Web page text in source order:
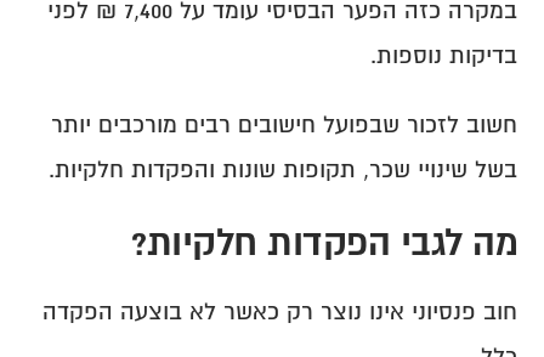
בדיקות נוספות.
בשל שינויי שכר, תקופות שונות והפקדות חלקיות.
מה לגבי הפקדות חלקיות?